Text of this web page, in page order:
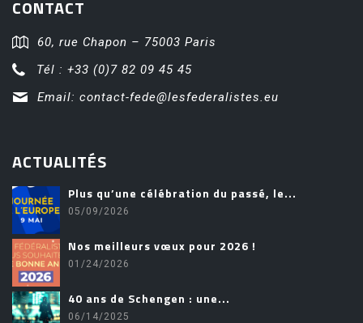
CONTACT
60, rue Chapon – 75003 Paris
Tél : +33 (0)7 82 09 45 45
Email: contact-fede@lesfederalistes.eu
ACTUALITÉS
Plus qu’une célébration du passé, le...
05/09/2026
Nos meilleurs vœux pour 2026 !
01/24/2026
40 ans de Schengen : une...
06/14/2025